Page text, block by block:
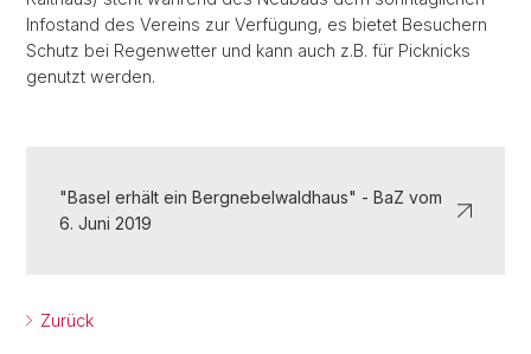
Infostand des Vereins zur Verfügung, es bietet Besuchern
Schutz bei Regenwetter und kann auch z.B. für Picknicks
genutzt werden.
"Basel erhält ein Bergnebelwaldhaus" - BaZ vom
6. Juni 2019
Zurück